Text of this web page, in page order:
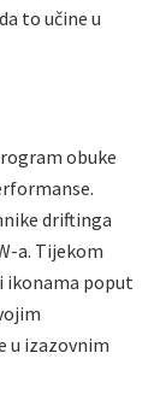
to učine u
obuke
driftinga
a. Tijekom
ikonama poput
u izazovnim